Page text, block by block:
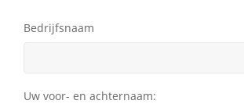
Bedrijfsnaam
Uw voor- en achternaam: